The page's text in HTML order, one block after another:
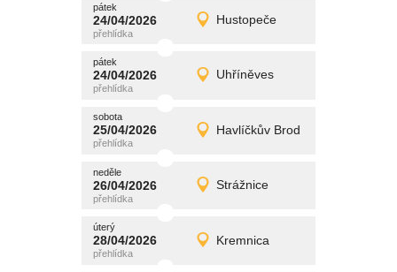
pátek
24/04/2026 Hustopeče
pátek
24/04/2026 Detail
promítání
pátek
24/04/2026 Uhříněves
pátek
24/04/2026 Detail
promítání
sobota
25/04/2026 Havlíčkův Brod
sobota
25/04/2026 Detail
promítání
neděle
26/04/2026 Strážnice
neděle
26/04/2026 Detail
promítání
úterý
28/04/2026 Kremnica
úterý
28/04/2026 Detail
promítání